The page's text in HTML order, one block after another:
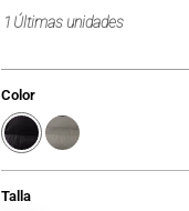
1 Últimas unidades
Talla
Color